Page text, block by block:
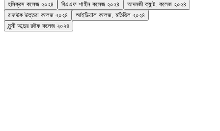
হলিক্রস কলেজ ২০২৪
বিএএফ শাহীন কলেজ ২০২৪
আদমজী ক্যান্ট. কলেজ ২০২৪
রাজউক উত্তরা কলেজ ২০২৪
আইডিয়াল কলেজ, মতিঝিল ২০২৪
মুন্সী আব্দুর রউফ কলেজ ২০২৪